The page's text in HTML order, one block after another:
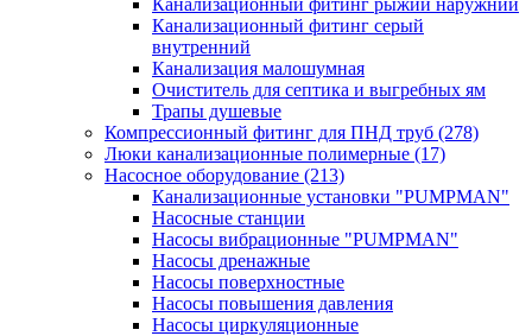
Канализационный фитинг рыжий наружний
Канализационный фитинг серый
внутренний
Канализация малошумная
Очиститель для септика и выгребных ям
Трапы душевые
Компрессионный фитинг для ПНД труб (278)
Люки канализационные полимерные (17)
Насосное оборудование (213)
Канализационные установки "PUMPMAN"
Насосные станции
Насосы вибрационные "PUMPMAN"
Насосы дренажные
Насосы поверхностные
Насосы повышения давления
Насосы циркуляционные